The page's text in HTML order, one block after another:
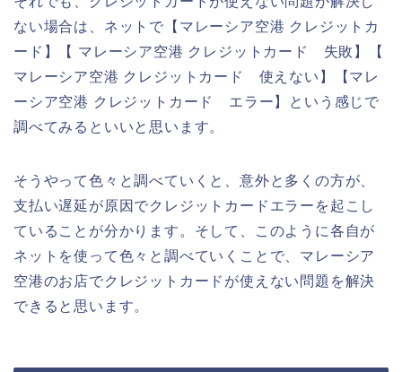
ない場合は、ネットで【マレーシア空港 クレジットカ
ード】【 マレーシア空港 クレジットカード 失敗】【
マレーシア空港 クレジットカード 使えない】【マレ
ーシア空港 クレジットカード エラー】という感じで
調べてみるといいと思います。
そうやって色々と調べていくと、意外と多くの方が、
支払い遅延が原因でクレジットカードエラーを起こし
ていることが分かります。そして、このように各自が
ネットを使って色々と調べていくことで、マレーシア
空港のお店でクレジットカードが使えない問題を解決
できると思います。